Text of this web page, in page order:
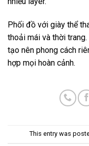
Phối đồ với giày thể
thoải mái và thời
tạo nên phong cách
hợp mọi hoàn cảnh.
This entry was